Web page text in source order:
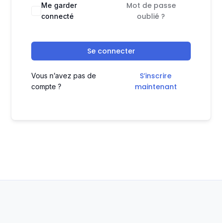
Me garder
connecté
Mot de passe
oublié ?
Se connecter
Vous n’avez pas de
compte ?
S’inscrire
maintenant